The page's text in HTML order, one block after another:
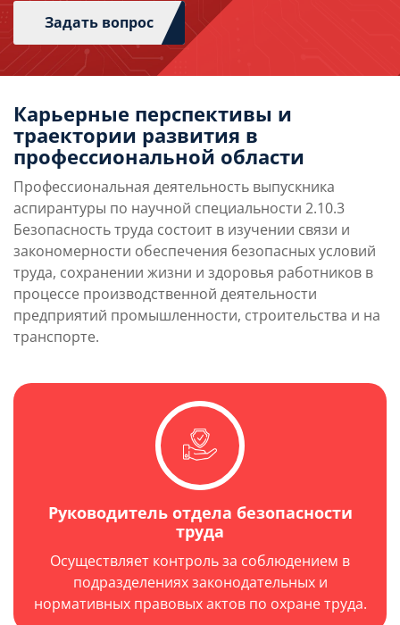
международных конференций (Санкт-Петербург,
Москва, Самара, Бишкек (Киргизия) и др.). Имеет
15 публикаций, включая научные, учебные и
учебно-методические труды.
Задать вопрос
Карьерные перспективы и
траектории развития в
профессиональной области
Профессиональная деятельность выпускника
аспирантуры по научной специальности 2.10.3
Безопасность труда состоит в изучении связи и
закономерности обеспечения безопасных условий
труда, сохранении жизни и здоровья работников в
процессе производственной деятельности
предприятий промышленности, строительства и на
транспорте.
Руководитель отдела безопасности
труда
Осуществляет контроль за соблюдением в
подразделениях законодательных и
нормативных правовых актов по охране труда.